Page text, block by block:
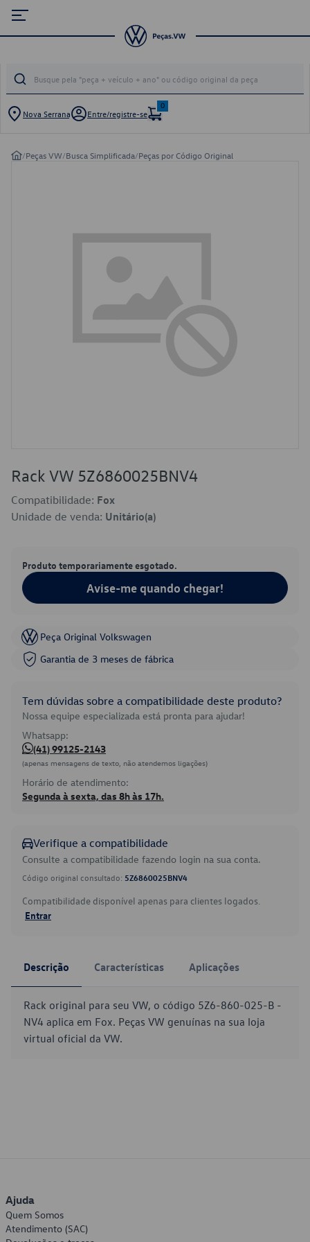
Nova Serrana Entre/registre-se
0
/Peças VW/Busca Simplificada/Peças por Código Original
Rack VW 5Z6860025BNV4
Compatibilidade: Fox
Unidade de venda: Unitário(a)
Produto temporariamente esgotado.
Avise-me quando chegar!
Peça Original Volkswagen
Garantia de 3 meses de fábrica
Tem dúvidas sobre a compatibilidade deste produto?
Nossa equipe especializada está pronta para ajudar!
Whatsapp:
(41) 99125-2143
(apenas mensagens de texto, não atendemos ligações)
Horário de atendimento:
Segunda à sexta, das 8h às 17h.
Verifique a compatibilidade
Consulte a compatibilidade fazendo login na sua conta.
Código original consultado: 5Z6860025BNV4
Compatibilidade disponível apenas para clientes logados.
Entrar
Descrição Características Aplicações
Rack original para seu VW, o código 5Z6-860-025-B -
NV4 aplica em Fox. Peças VW genuínas na sua loja
virtual oficial da VW.
Ajuda
Quem Somos
Atendimento (SAC)